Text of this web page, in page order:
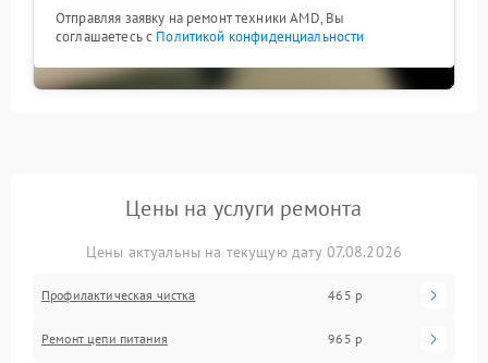
Отправляя заявку на ремонт техники AMD, Вы
соглашаетесь с Политикой конфиденциальности
Цены на услуги ремонта
Цены актуальны на текущую дату 07.08.2026
Профилактическая чистка 465 р
Ремонт цепи питания 965 р